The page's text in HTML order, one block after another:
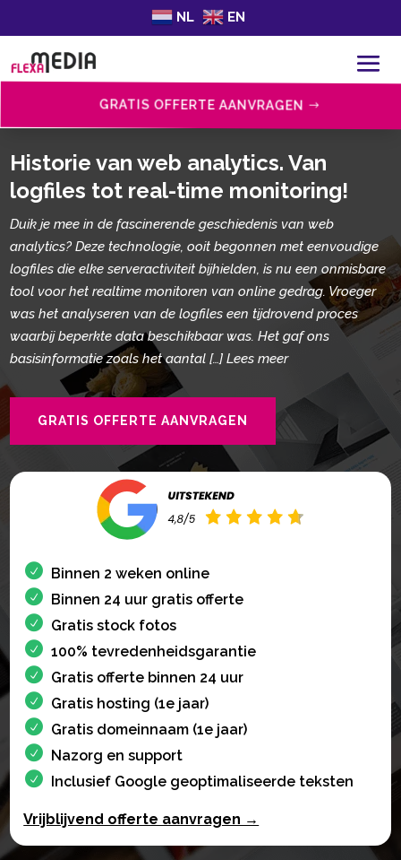
NL EN
GRATIS OFFERTE AANVRAGEN
Historie van web analytics.​ Van
logfiles tot real-time monitoring!
Duik je mee in de fascinerende geschiedenis van web
analytics? Deze technologie, ooit begonnen met eenvoudige
logfiles die elke serveractiviteit bijhielden, is nu een onmisbare
tool voor het realtime monitoren van online gedrag. Vroeger
was het analyseren van de logfiles een tijdrovend proces
waarbij beperkte data beschikbaar was. Het gaf ons
basisinformatie zoals het aantal […] Lees meer
GRATIS OFFERTE AANVRAGEN
Binnen 2 weken online
Binnen 24 uur gratis offerte
Gratis stock fotos
100% tevredenheidsgarantie
Gratis offerte binnen 24 uur
Gratis hosting (1e jaar)
Gratis domeinnaam (1e jaar)
Nazorg en support
Inclusief Google geoptimaliseerde teksten
Vrijblijvend offerte aanvragen →